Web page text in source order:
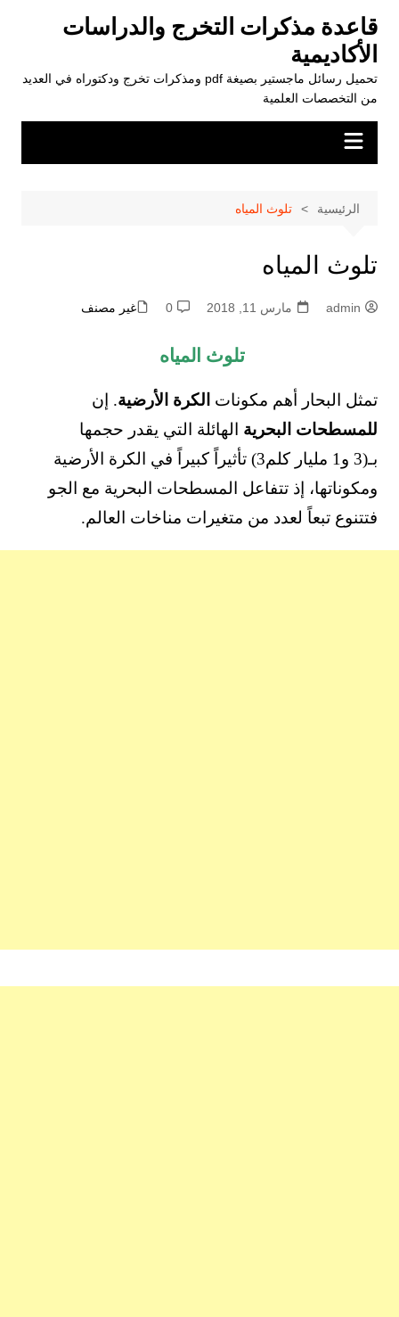
المحتوى
قاعدة مذكرات التخرج والدراسات
الأكاديمية
تحميل رسائل ماجستير بصيغة pdf ومذكرات تخرج ودكتوراه في العديد
من التخصصات العلمية
الرئيسية تلوث المياه
تلوث المياه
admin مارس 11, 2018 0 غير مصنف
تلوث المياه
تمثل البحار أهم مكونات الكرة الأرضية. إن
للمسطحات البحرية الهائلة التي يقدر حجمها
بـ(3 و1 مليار كلم3) تأثيراً كبيراً في الكرة الأرضية
ومكوناتها، إذ تتفاعل المسطحات البحرية مع الجو
فتتنوع تبعاً لعدد من متغيرات مناخات العالم.